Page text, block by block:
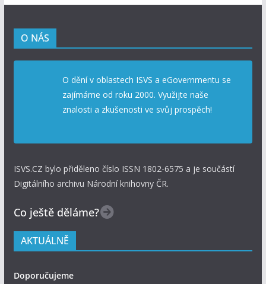
O NÁS
O dění v oblastech ISVS a eGovernmentu se
zajímáme od roku 2000. Využijte naše
znalosti a zkušenosti ve svůj prospěch!
ISVS.CZ bylo přiděleno číslo ISSN 1802-6575 a je součástí
Digitálního archivu Národní knihovny ČR.
Co ještě děláme?
AKTUÁLNĚ
Doporučujeme